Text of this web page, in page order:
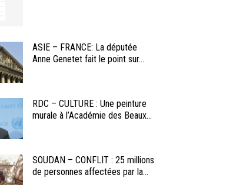
ASIE – FRANCE: La députée
Anne Genetet fait le point sur...
RDC – CULTURE : Une peinture
murale à l’Académie des Beaux...
SOUDAN – CONFLIT : 25 millions
de personnes affectées par la...